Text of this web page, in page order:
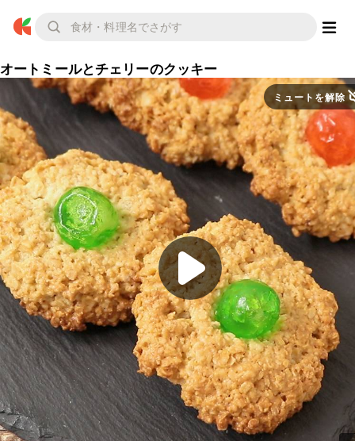
オートミールとチェリーのクッキー
ミュートを解除